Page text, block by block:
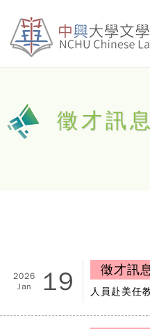
徵才訊息
2026
Jan
19 徵才訊
人員赴美任